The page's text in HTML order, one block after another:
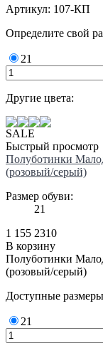
Артикул: 107-КП
Определите свой
21
Другие цвета:
SALE
Быстрый просмотр
Полуботинки
(розовый/серый)
Размер обуви:
21
1 155 2310
В корзину
Полуботинки
(розовый/серый)
Доступные
21